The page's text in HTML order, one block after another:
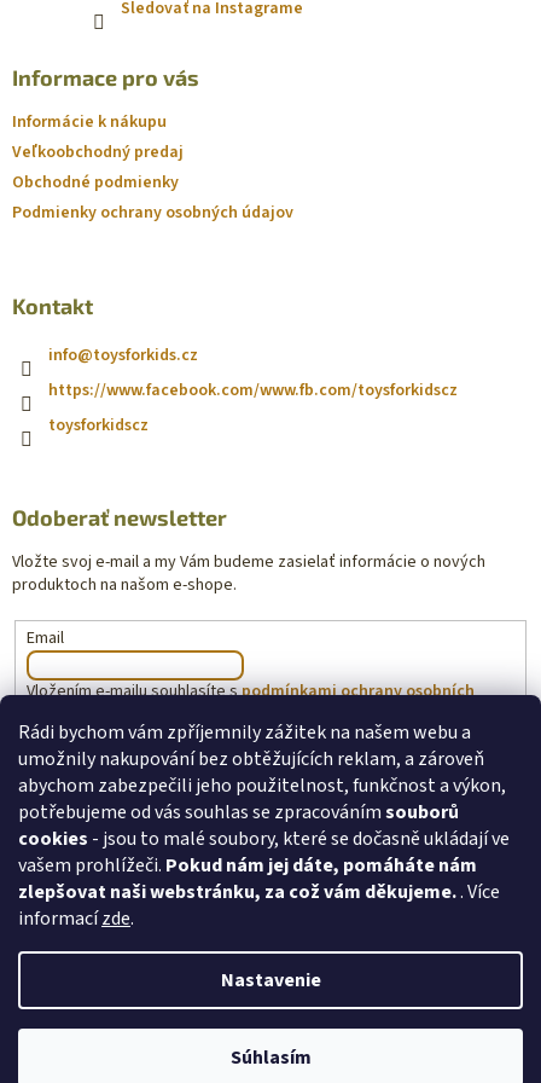
Rádi bychom vám zpříjemnily zážitek na našem webu a
umožnily nakupování bez obtěžujících reklam, a zároveň
abychom zabezpečili jeho použitelnost, funkčnost a výkon,
potřebujeme od vás souhlas se zpracovánímsouborů
cookies - jsou to malé soubory, které se dočasně ukládají ve
vašem prohlížeči. Pokud nám jej dáte, pomáháte nám
zlepšovat naši webstránku, za což vám děkujeme.. Více
informacízde.
Nastavenie
Súhlasím
Sledovať na Instagrame
Informace pro vás
Informácie k nákupu
Veľkoobchodný predaj
Obchodné podmienky
Podmienky ochrany osobných údajov
Kontakt
info@toysforkids.cz
https://www.facebook.com/www.fb.com/toysforkidscz
toysforkidscz
Odoberať newsletter
Vložte svoj e-mail a my Vám budeme zasielať informácie o nových
produktoch na našom e-shope.
Email
Vložením e-mailu souhlasíte spodmínkami ochrany osobních
PRIHLÁSIŤ SA
toysforkids.cz Ochrana osobních údajů
Copyright 2026ToysForKids.cz. Všetky práva vyhradené.Upraviť
nastavenie cookies